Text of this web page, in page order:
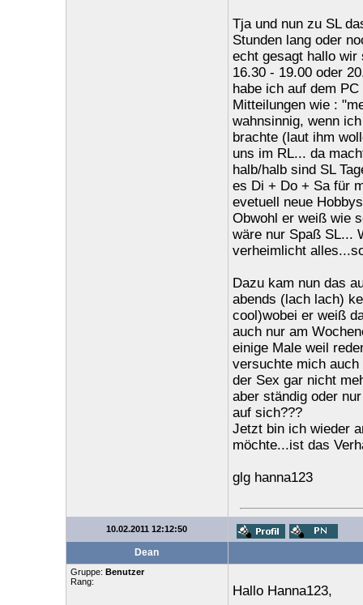
Tja und nun zu SL
Stunden lang oder
echt gesagt hallo wir
16.30 - 19.00 oder
habe ich auf dem
Mitteilungen wie :
wahnsinnig, wenn
brachte (laut ihm
uns im RL... da
halb/halb sind SL
es Di + Do + Sa für
evetuell neue
Obwohl er weiß wie
wäre nur Spaß SL...
verheimlicht
Dazu kam nun das
abends (lach lach)
cool)wobei er weiß
auch nur am
einige Male weil
versuchte mich
der Sex gar nicht
aber ständig oder
auf sich???
Jetzt bin ich wieder
möchte...ist das
glg hanna123
10.02.2011 12:12:50
Dean
Gruppe: Benutzer
Rang:
Hallo Hanna123,